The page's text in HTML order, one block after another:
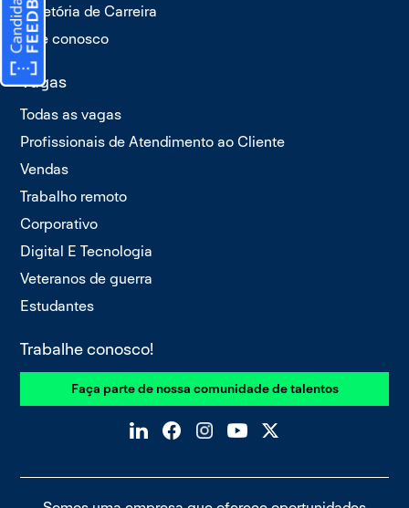
Trajetória de Carreira
Fale conosco
Vagas
Todas as vagas
Profissionais de Atendimento ao Cliente
Vendas
Trabalho remoto
Corporativo
Digital E Tecnologia
Veteranos de guerra
Estudantes
Trabalhe conosco!
Faça parte de nossa comunidade de talentos